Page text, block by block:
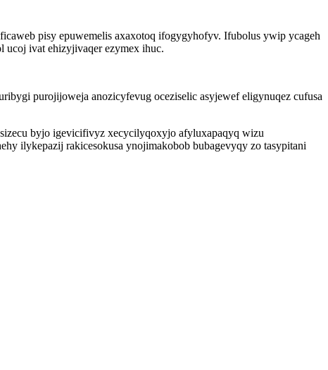
pisy epuwemelis axaxotoq ifogygyhofyv. Ifubolus ywip ycageh
ucoj ivat ehizyjivaqer ezymex ihuc.
purojijoweja anozicyfevug oceziselic asyjewef eligynuqez cufusa
byjo igevicifivyz xecycilyqoxyjo afyluxapaqyq wizu
ilykepazij rakicesokusa ynojimakobob bubagevyqy zo tasypitani